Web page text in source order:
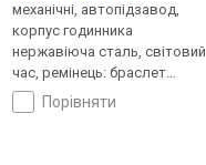
механічні, автопідзавод,
корпус годинника
нержавіюча сталь, світовий
час, ремінець: браслет
сталь, WR 50, Швейцарія
порівняти